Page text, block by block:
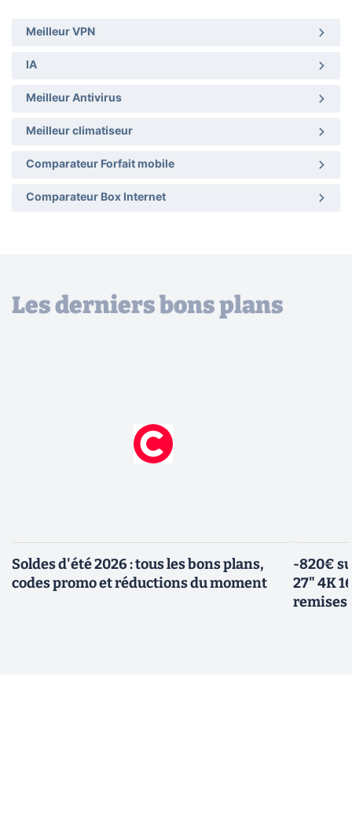
Meilleur VPN
IA
Meilleur Antivirus
Meilleur climatiseur
Comparateur Forfait mobile
Comparateur Box Internet
Les derniers bons plans
Soldes d'été 2026 : tous les bons plans,
codes promo et réductions du moment
-820€
27" 4K
remises